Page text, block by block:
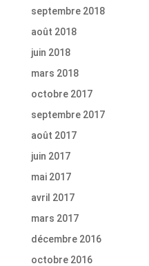
septembre 2018
août 2018
juin 2018
mars 2018
octobre 2017
septembre 2017
août 2017
juin 2017
mai 2017
avril 2017
mars 2017
décembre 2016
octobre 2016